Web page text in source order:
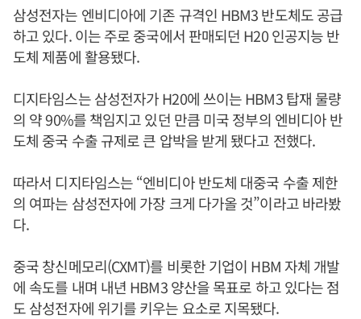
삼성전자는 엔비디아에 기존 규격인 HBM3 반도체도 공급
하고 있다. 이는 주로 중국에서 판매되던 H20 인공지능 반
도체 제품에 활용됐다.
디지타임스는 삼성전자가 H20에 쓰이는 HBM3 탑재 물량
의 약 90%를 책임지고 있던 만큼 미국 정부의 엔비디아 반
도체 중국 수출 규제로 큰 압박을 받게 됐다고 전했다.
따라서 디지타임스는 “엔비디아 반도체 대중국 수출 제한
의 여파는 삼성전자에 가장 크게 다가올 것”이라고 바라봤
다.
중국 창신메모리(CXMT)를 비롯한 기업이 HBM 자체 개발
에 속도를 내며 내년 HBM3 양산을 목표로 하고 있다는 점
도 삼성전자에 위기를 키우는 요소로 지목됐다.